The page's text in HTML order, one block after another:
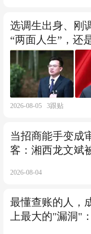
选调生出身、刚
“两面人生”，还
2026-08-05 3跟贴
当招商能手变成
客：湘西龙文斌
2026-08-04
最懂查账的人，
上最大的"漏洞"